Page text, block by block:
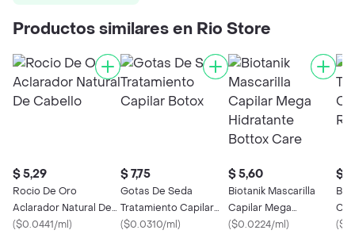
Productos similares en Rio Store
$ 5,29
Rocio De Oro
Aclarador Natural De
Cabello
($0.0441/ml)
$ 7,75
Gotas De Seda
Tratamiento Capilar
Botox
($0.0310/ml)
$ 5,60
Biotanik Mascarilla
Capilar Mega
Hidratante Bottox
($0.0224/ml)
$
R3
(